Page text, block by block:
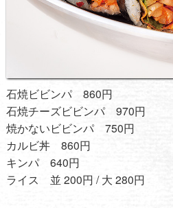
石焼ビビンパ 860円
石焼チーズビビンパ 970円
焼かないビビンパ 750円
カルビ丼 860円
キンパ 640円
ライス 並 200円 / 大 280円